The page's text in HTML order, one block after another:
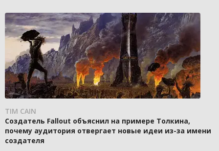
TIM CAIN
Создатель Fallout объяснил на примере Толкина,
почему аудитория отвергает новые идеи из-за имени
создателя